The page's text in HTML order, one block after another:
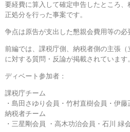
要経費に算入して確定申告したところ
正処分を行った事案です。
争点は原告が支出した懇親会費用等の必
前編では、課税庁側、納税者側の主張
に対する質問・反論が掲載されています。
ディベート参加者：
課税庁チーム
・島田さゆり会員・竹村直樹会員・伊藤
納税者チーム
・三星剛会員 ・高木功治会員・石川 緑